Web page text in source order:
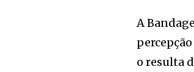
A
o resulta